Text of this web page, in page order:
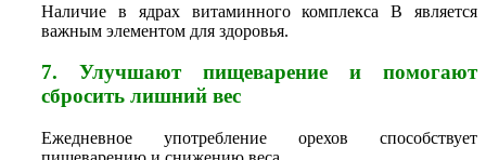
Наличие в ядрах витаминного комплекса В является
важным элементом для здоровья.
7. Улучшают пищеварение и помогают
сбросить лишний вес
Ежедневное употребление орехов способствует